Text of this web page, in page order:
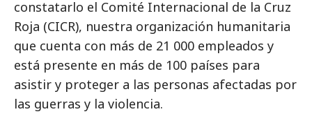
constatarlo el Comité Internacional de la Cruz
Roja (CICR), nuestra organización humanitaria
que cuenta con más de 21 000 empleados y
está presente en más de 100 países para
asistir y proteger a las personas afectadas por
las guerras y la violencia.